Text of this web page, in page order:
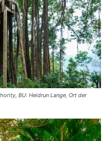
BU: Heidrun Lange, Ort der